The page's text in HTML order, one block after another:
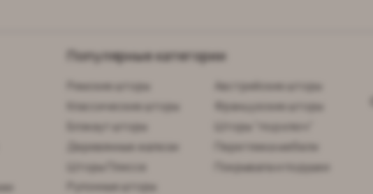
Популярные категории
Римские шторы
Классические шторы
Блэкаут шторы
Деревянные жалюзи
Шторы Плиссе
Шторы "под ключ"
Перетяжка мебели
Покрывала и подушки
Австрийские шторы
Французские шторы
Рулонные шторы